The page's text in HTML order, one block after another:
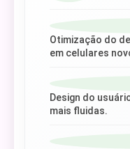
Otimização do
em celulares
Design do
mais fluidas.